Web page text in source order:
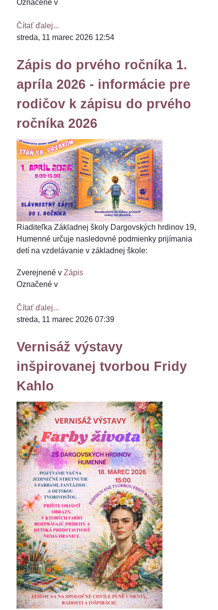
Označené v
Čítať ďalej...
streda, 11 marec 2026 12:54
Zápis do prvého ročníka 1.
apríla 2026 - informácie pre
rodičov k zápisu do prvého
ročníka 2026
Riaditeľka Základnej školy Dargovských hrdinov 19,
Humenné určuje nasledovné podmienky prijímania
detí na vzdelávanie v základnej škole:
Zverejnené v Zápis
Označené v
Čítať ďalej...
streda, 11 marec 2026 07:39
Vernisáž výstavy
inšpirovanej tvorbou Fridy
Kahlo